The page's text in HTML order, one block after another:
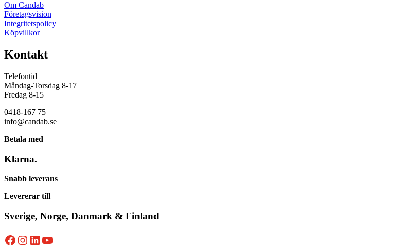
Om Candab
Företagsvision
Integritetspolicy
Köpvillkor
Kontakt
Telefontid
Måndag-Torsdag 8-17
Fredag 8-15
0418-167 75
info@candab.se
Betala med
Klarna.
Snabb leverans
Levererar till
Sverige, Norge, Danmark & Finland
Facebook
Instagram
LinkedIn
YouTube